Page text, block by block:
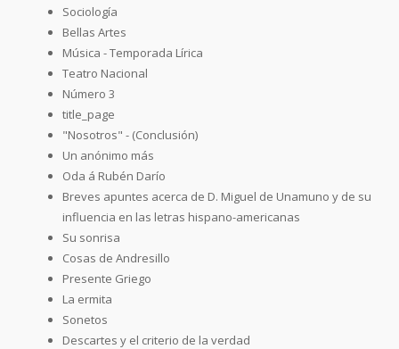
Sociología
Bellas Artes
Música - Temporada Lírica
Teatro Nacional
Número 3
title_page
"Nosotros" - (Conclusión)
Un anónimo más
Oda á Rubén Darío
Breves apuntes acerca de D. Miguel de Unamuno y de su
influencia en las letras hispano-americanas
Su sonrisa
Cosas de Andresillo
Presente Griego
La ermita
Sonetos
Descartes y el criterio de la verdad